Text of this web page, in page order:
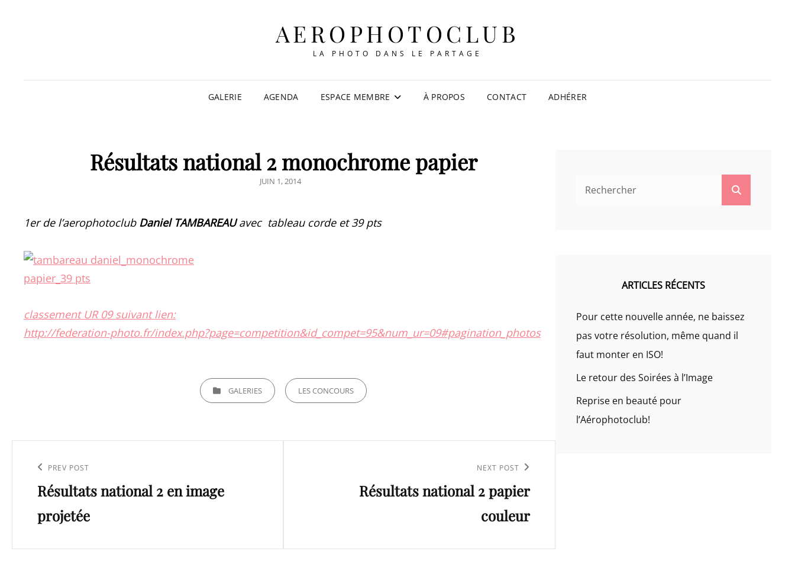
AEROPHOTOCLUB
LA PHOTO DANS LE PARTAGE
GALERIE AGENDA ESPACE MEMBRE À PROPOS CONTACT ADHÉRER
Résultats national 2 monochrome papier
POSTED
JUIN 1, 2014
1er de l’aerophotoclub Daniel TAMBAREAUavec tableau corde et 39 pts
classement UR 09 suivant lien:
http://federation-photo.fr/index.php?page=competition&id_compet=95&num_ur=09#pagination_photos
CATEGORIESGALERIES LES CONCOURS
l’article
Previous
Post
PREV POST
Résultats national 2 en image
projetée
NEXT POST
Résultats national 2 papier
couleur
ARTICLES RÉCENTS
Pour cette nouvelle année, ne baissez
pas votre résolution, même quand il
faut monter en ISO!
Le retour des Soirées à l’Image
Reprise en beauté pour
l’Aérophotoclub!